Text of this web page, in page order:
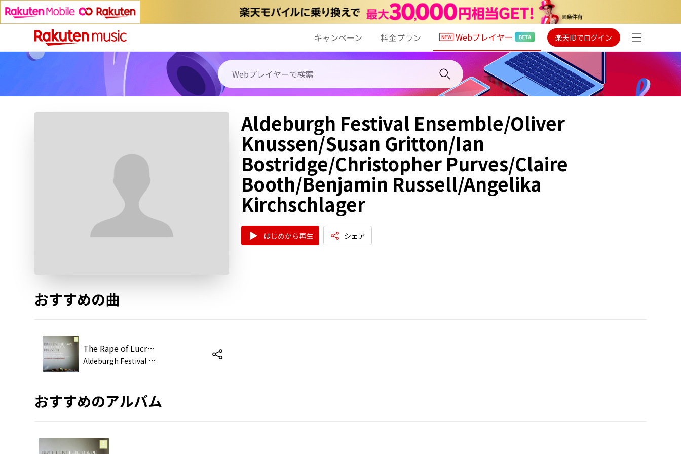
キャンペーン 料金プラン Webプレイヤー 楽天IDでログイン
Aldeburgh Festival Ensemble/Oliver
Knussen/Susan Gritton/Ian
Bostridge/Christopher Purves/Claire
Booth/Benjamin Russell/Angelika
Kirchschlager
はじめから再生 シェア
おすすめの曲
The Rape of Lucretia, Op. 37, Act 2, Scene 1: "The Prosperity of the Etruscans Was Due" (Female Chorus, Male Chorus, Collatinus, Lucia, Junius, Bianca)
A
ldeburgh Festival Ensemble/Oliver Knussen/Susan Gritton/Ian Bostridge/Christopher Purves/Claire Booth/Benjamin Russell/Angelika Kirchschlager
おすすめのアルバム